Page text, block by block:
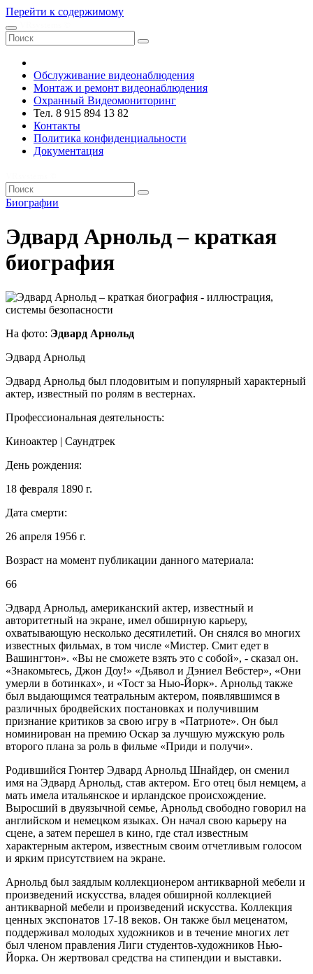
Перейти к содержимому
Обслуживание видеонаблюдения
Монтаж и ремонт видеонаблюдения
Охранный Видеомониторинг
Тел. 8 915 894 13 82
Контакты
Политика конфиденциальности
Документация
Биографии
Эдвард Арнольд – краткая
биография
На фото: Эдвард Арнольд
Эдвард Арнольд
Эдвард Арнольд был плодовитым и популярный характерный
актер, известный по ролям в вестернах.
Профессиональная деятельность:
Киноактер | Саундтрек
День рождения:
18 февраля 1890 г.
Дата смерти:
26 апреля 1956 г.
Возраст на момент публикации данного материала:
66
Эдвард Арнольд, американский актер, известный и
авторитетный на экране, имел обширную карьеру,
охватывающую несколько десятилетий. Он снялся во многих
известных фильмах, в том числе «Мистер. Смит едет в
Вашингтон». «Вы не сможете взять это с собой», - сказал он.
«Знакомьтесь, Джон Доу!» «Дьявол и Дэниел Вебстер», «Они
умерли в ботинках», и «Тост за Нью-Йорк». Арнольд также
был выдающимся театральным актером, появлявшимся в
различных бродвейских постановках и получившим
признание критиков за свою игру в «Патриоте». Он был
номинирован на премию Оскар за лучшую мужскую роль
второго плана за роль в фильме «Приди и получи».
Родившийся Гюнтер Эдвард Арнольд Шнайдер, он сменил
имя на Эдвард Арнольд, став актером. Его отец был немцем, а
мать имела итальянское и ирландское происхождение.
Выросший в двуязычной семье, Арнольд свободно говорил на
английском и немецком языках. Он начал свою карьеру на
сцене, а затем перешел в кино, где стал известным
характерным актером, известным своим отчетливым голосом
и ярким присутствием на экране.
Арнольд был заядлым коллекционером антикварной мебели и
произведений искусства, владея обширной коллекцией
антикварной мебели и произведений искусства. Коллекция
ценных экспонатов 17-18 веков. Он также был меценатом,
поддерживал молодых художников и в течение многих лет
был членом правления Лиги студентов-художников Нью-
Йорка. Он жертвовал средства на стипендии и выставки.